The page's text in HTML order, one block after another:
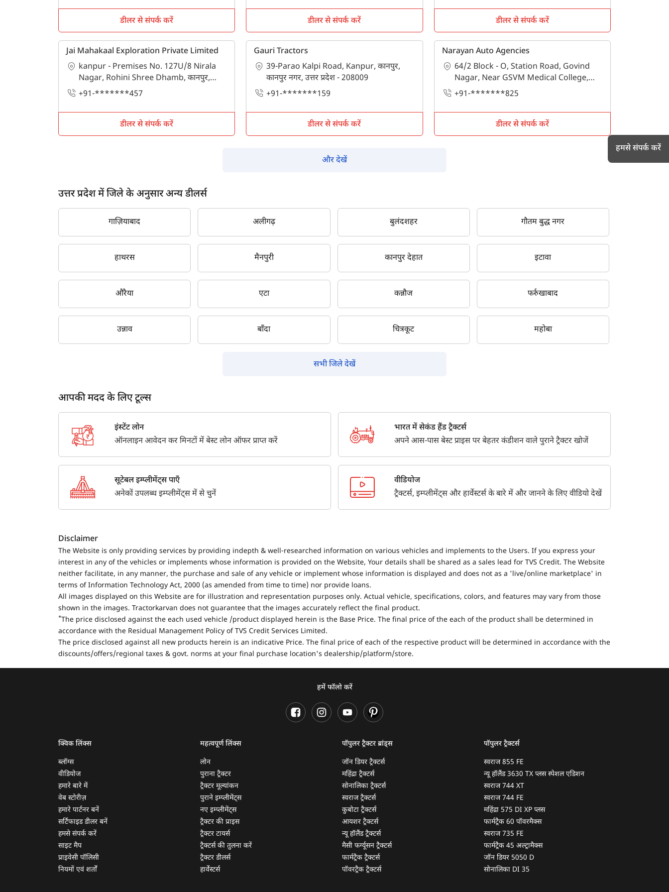
डीलर से संपर्क करें डीलर से संपर्क करें डीलर से संपर्क करें
Jai Mahakaal Exploration Private Limited
kanpur - Premises No. 127U/8 Nirala
Nagar, Rohini Shree Dhamb, कानपुर,
कानपुर नगर, उत्तर प्रदेश - 208014
+91-*******457
डीलर से संपर्क करें
Gauri Tractors
39-Parao Kalpi Road, Kanpur, कानपुर,
कानपुर नगर, उत्तर प्रदेश - 208009
+91-*******159
डीलर से संपर्क करें
Narayan Auto Agencies
64/2 Block - O, Station Road, Govind
Nagar, Near GSVM Medical College,
कानपुर, कानपुर नगर, उत्तर प्रदेश - 208006
+91-*******825
डीलर से संपर्क करें
और देखें
उत्तर प्रदेश में जिले के अनुसार अन्य डीलर्स
गाज़ियाबाद अलीगढ़ बुलंदशहर गौतम बुद्ध नगर
हाथरस मैनपुरी कानपुर देहात इटावा
औरैया एटा कन्नौज फर्रुखाबाद
उन्नाव बाँदा चित्रकूट महोबा
सभी जिले देखें
आपकी मदद के लिए टूल्स
इंस्टेंट लोन
ऑनलाइन आवेदन कर मिनटों में बेस्ट लोन ऑफर प्राप्त करें
भारत में सेकंड हैंड ट्रैक्टर्स
अपने आस-पास बेस्ट प्राइस पर बेहतर कंडीशन वाले पुराने ट्रैक्टर खोजें
सूटेबल इम्प्लीमेंट्स पाएँ
अनेकों उपलब्ध इम्प्लीमेंट्स में से चुनें
वीडियोज
ट्रैक्टर्स, इम्प्लीमेंट्स और हार्वेस्टर्स के बारे में और जानने के लिए वीडियो देखें
Disclaimer
The Website is only providing services by providing indepth & well-researched information on various vehicles and implements to the Users. If you express your
interest in any of the vehicles or implements whose information is provided on the Website, Your details shall be shared as a sales lead for TVS Credit. The Website
neither facilitate, in any manner, the purchase and sale of any vehicle or implement whose information is displayed and does not as a 'live/online marketplace' in
terms of Information Technology Act, 2000 (as amended from time to time) nor provide loans.
All images displayed on this Website are for illustration and representation purposes only. Actual vehicle, specifications, colors, and features may vary from those
shown in the images. Tractorkarvan does not guarantee that the images accurately reflect the final product.
*The price disclosed against the each used vehicle /product displayed herein is the Base Price. The final price of the each of the product shall be determined in
accordance with the Residual Management Policy of TVS Credit Services Limited.
The price disclosed against all new products herein is an indicative Price. The final price of each of the respective product will be determined in accordance with the
discounts/offers/regional taxes & govt. norms at your final purchase location's dealership/platform/store.
हमें फॉलो करें
क्विक लिंक्स
ब्लॉग्स
वीडियोज
हमारे बारे में
वेब स्टोरीज़
हमारे पार्टनर बनें
सर्टिफाइड डीलर बनें
हमसे संपर्क करें
साइट मैप
प्राइवेसी पॉलिसी
नियमों एवं शर्तों
महत्वपूर्ण लिंक्स
लोन
पुराना ट्रैक्टर
ट्रैक्टर मूल्यांकन
पुराने इम्प्लीमेंट्स
नए इम्प्लीमेंट्स
ट्रैक्टर की प्राइस
ट्रैक्टर टायर्स
ट्रैक्टर्स की तुलना करें
ट्रैक्टर डीलर्स
हार्वेस्टर्स
पॉपुलर ट्रैक्टर ब्रांड्स
जॉन डियर ट्रैक्टर्स
महिंद्रा ट्रैक्टर्स
सोनालिका ट्रैक्टर्स
स्वराज ट्रैक्टर्स
कुबोटा ट्रैक्टर्स
आयशर ट्रैक्टर्स
न्यू हॉलैंड ट्रैक्टर्स
मैसी फर्ग्यूसन ट्रैक्टर्स
फार्मट्रैक ट्रैक्टर्स
पॉवरट्रैक ट्रैक्टर्स
पॉपुलर ट्रैक्टर्स
स्वराज 855 FE
न्यू हॉलैंड 3630 TX प्लस स्पेशल एडिशन
स्वराज 744 XT
स्वराज 744 FE
महिंद्रा 575 DI XP प्लस
फार्मट्रैक 60 पॉवरमैक्स
स्वराज 735 FE
फार्मट्रैक 45 अल्ट्रामैक्स
जॉन डियर 5050 D
सोनालिका DI 35
हमसे संपर्क करें
अपना पूरा नाम दर्ज करें
मोबाइल नंबर दर्ज करें*